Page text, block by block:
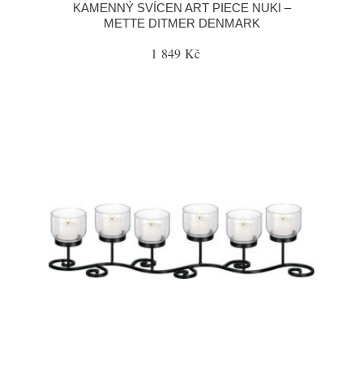
KAMENNÝ SVÍCEN ART PIECE NUKI –
METTE DITMER DENMARK
1 849 Kč